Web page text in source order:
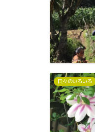
日々のいろいろ